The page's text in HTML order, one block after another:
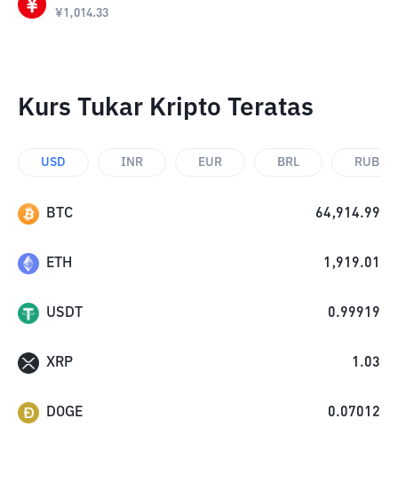
¥1,014.33
Kurs Tukar Kripto Teratas
USD INR EUR BRL RUB
BTC 64,914.99
ETH 1,919.01
USDT 0.99919
XRP 1.03
DOGE 0.07012